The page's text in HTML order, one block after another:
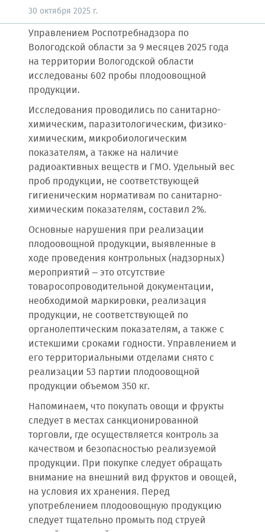
30 октября 2025 г.
Управлением Роспотребнадзора по
Вологодской области за 9 месяцев 2025 года
на территории Вологодской области
исследованы 602 пробы плодоовощной
продукции.
Исследования проводились по санитарно-
химическим, паразитологическим, физико-
химическим, микробиологическим
показателям, а также на наличие
радиоактивных веществ и ГМО. Удельный вес
проб продукции, не соответствующей
гигиеническим нормативам по санитарно-
химическим показателям, составил 2%.
Основные нарушения при реализации
плодоовощной продукции, выявленные в
ходе проведения контрольных (надзорных)
мероприятий – это отсутствие
товаросопроводительной документации,
необходимой маркировки, реализация
продукции, не соответствующей по
органолептическим показателям, а также с
истекшими сроками годности. Управлением и
его территориальными отделами снято с
реализации 53 партии плодоовощной
продукции объемом 350 кг.
Напоминаем, что покупать овощи и фрукты
следует в местах санкционированной
торговли, где осуществляется контроль за
качеством и безопасностью реализуемой
продукции. При покупке следует обращать
внимание на внешний вид фруктов и овощей,
на условия их хранения. Перед
употреблением плодоовощную продукцию
следует тщательно промыть под струей